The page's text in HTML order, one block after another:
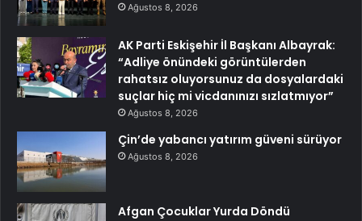
Ağustos 8, 2026
AK Parti Eskişehir İl Başkanı Albayrak:
“Adliye önündeki görüntülerden
rahatsız oluyorsunuz da dosyalardaki
suçlar hiç mi vicdanınızı sızlatmıyor”
Ağustos 8, 2026
Çin’de yabancı yatırım güveni sürüyor
Ağustos 8, 2026
Afgan Çocuklar Yurda Döndü